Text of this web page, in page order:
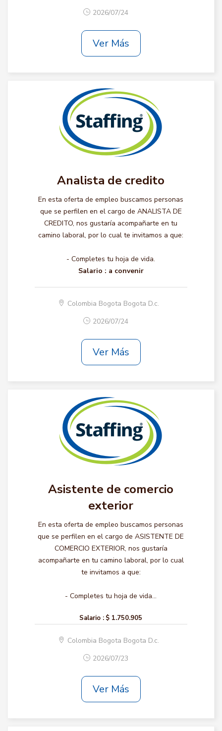
2026/07/24
Ver Más
Analista de credito
En esta oferta de empleo buscamos personas
que se perfilen en el cargo de ANALISTA DE
CREDITO, nos gustaría acompañarte en tu
camino laboral, por lo cual te invitamos a que:
- Completes tu hoja de vida.
Salario : a convenir
Colombia Bogota Bogota D.c.
2026/07/24
Ver Más
Asistente de comercio
exterior
En esta oferta de empleo buscamos personas
que se perfilen en el cargo de ASISTENTE DE
COMERCIO EXTERIOR, nos gustaría
acompañarte en tu camino laboral, por lo cual
te invitamos a que:
- Completes tu hoja de vida...
Salario : $ 1.750.905
Colombia Bogota Bogota D.c.
2026/07/23
Ver Más